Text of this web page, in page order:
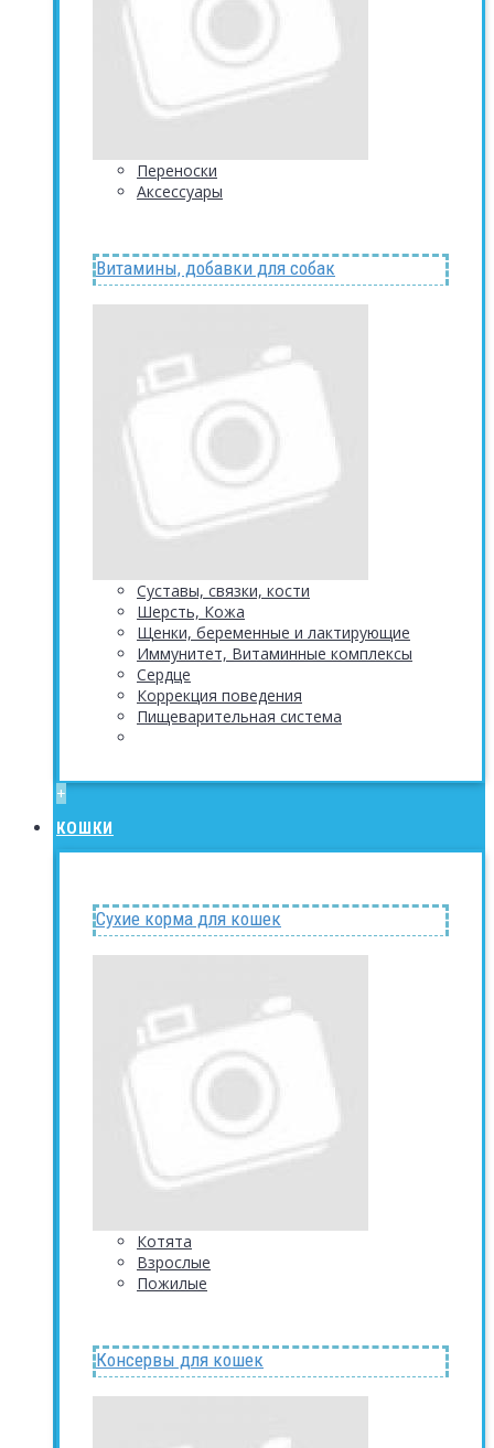
Переноски
Аксессуары
Витамины, добавки для собак
Суставы, связки, кости
Шерсть, Кожа
Щенки, беременные и лактирующие
Иммунитет, Витаминные комплексы
Сердце
Коррекция поведения
Пищеварительная система
+
КОШКИ
Сухие корма для кошек
Котята
Взрослые
Пожилые
Консервы для кошек